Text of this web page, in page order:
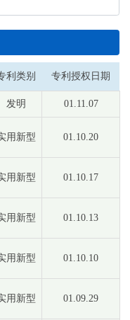
利类别 专利授权日期
发明 01.11.07
用新型 01.10.20
用新型 01.10.17
用新型 01.10.13
用新型 01.10.10
用新型 01.09.29